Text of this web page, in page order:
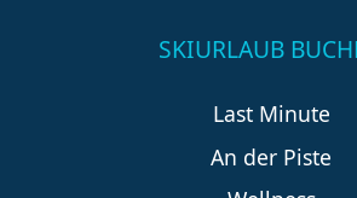
SKIURLAUB
Last Minute
An der Piste